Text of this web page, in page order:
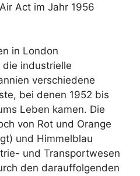
Act im Jahr 1956
in London
industrielle
verschiedene
bei denen 1952 bis
Leben kamen. Die
von Rot und Orange
und Himmelblau
und Transportwesen
den darauffolgenden